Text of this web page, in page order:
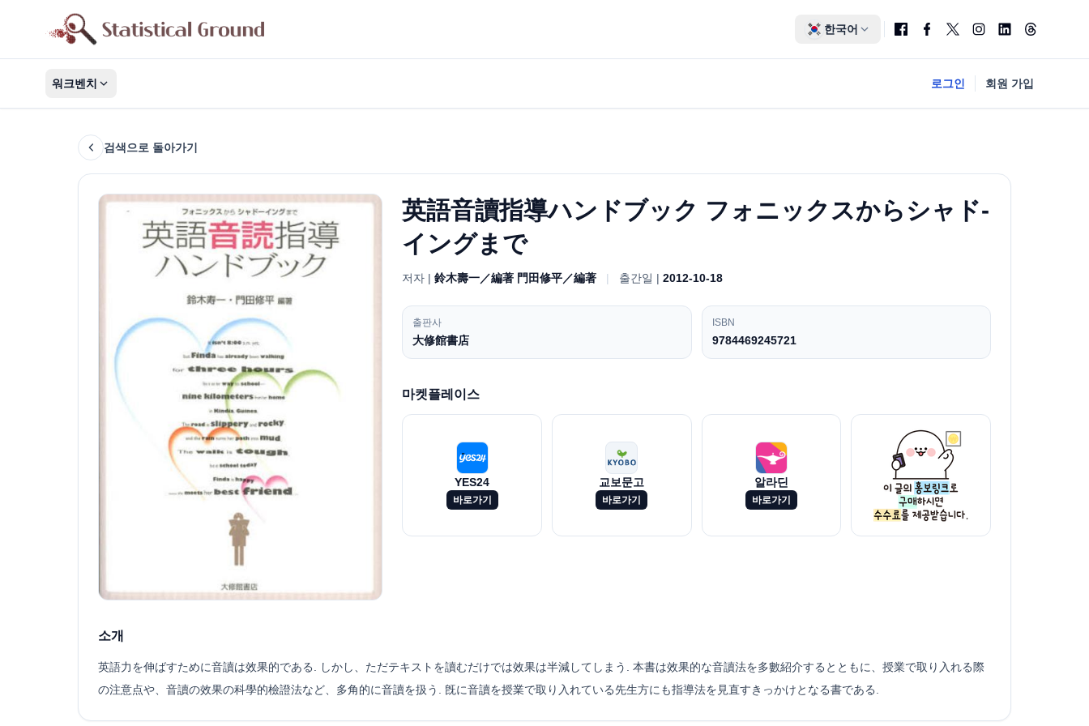
한국어
워크벤치 로그인 회원 가입
검색으로 돌아가기
英語音讀指導ハンドブック フォニックスからシャド-
イングまで
저자 |鈴木壽一／編著 門田修平／編著 | 출간일 |2012-10-18
출판사
大修館書店
ISBN
9784469245721
마켓플레이스
YES24
바로가기
교보문고
바로가기
알라딘
바로가기
소개
英語力を伸ばすために音讀は效果的である. しかし、ただテキストを讀むだけでは效果は半減してしまう. 本書は效果的な音讀法を多數紹介するとともに、授業で取り入れる際
の注意点や、音讀の效果の科學的檢證法など、多角的に音讀を扱う. 旣に音讀を授業で取り入れている先生方にも指導法を見直すきっかけとなる書である.